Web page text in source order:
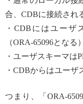
合、CDBに接続され
・CDBにはユー
（ORA-65096となる）
・ユーザスキーマは
・CDBからはユーザ
つまり、「ORA-